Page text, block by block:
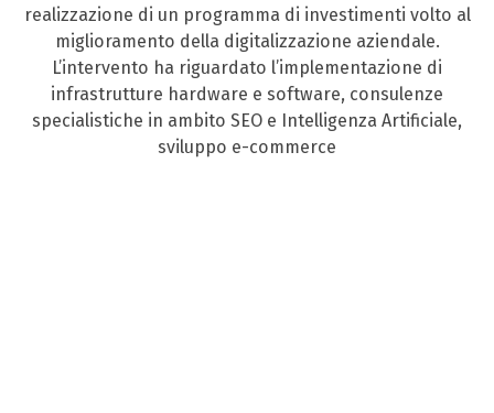
realizzazione di un programma di investimenti volto al
miglioramento della digitalizzazione aziendale.
L’intervento ha riguardato l’implementazione di
infrastrutture hardware e software, consulenze
specialistiche in ambito SEO e Intelligenza Artificiale,
sviluppo e-commerce